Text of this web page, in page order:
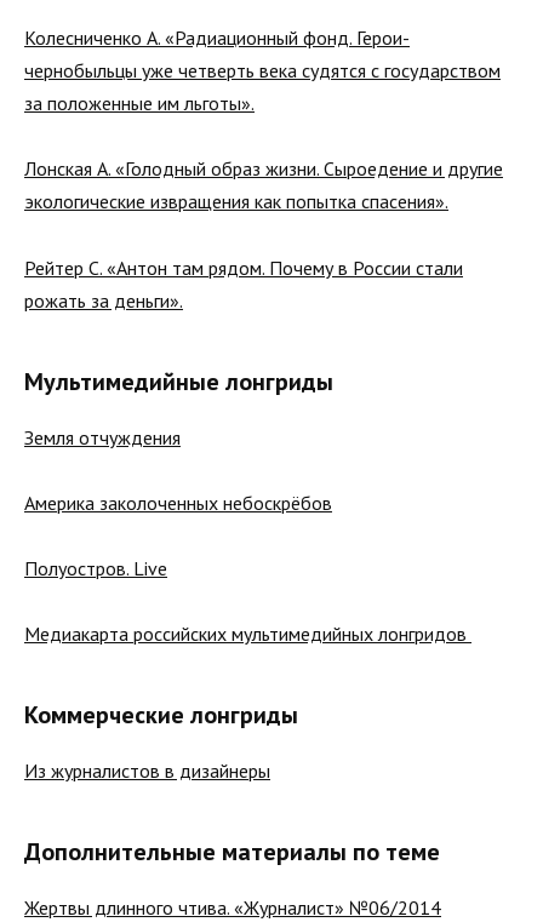
Колесниченко А. «Радиационный фонд. Герои-
чернобыльцы уже четверть века судятся с государством
за положенные им льготы».
Лонская А. «Голодный образ жизни. Сыроедение и другие
экологические извращения как попытка спасения».
Рейтер С. «Антон там рядом. Почему в России стали
рожать за деньги».
Мультимедийные лонгриды
Земля отчуждения
Америка заколоченных небоскрёбов
Полуостров. Live
Медиакарта российских мультимедийных лонгридов
Коммерческие лонгриды
Из журналистов в дизайнеры
Дополнительные материалы по теме
Жертвы длинного чтива. «Журналист» №06/2014